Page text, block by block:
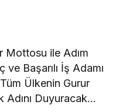
Mottosu ile Adım
ve Başarılı İş Adamı
Ülkenin Gurur
Adını Duyuracak…